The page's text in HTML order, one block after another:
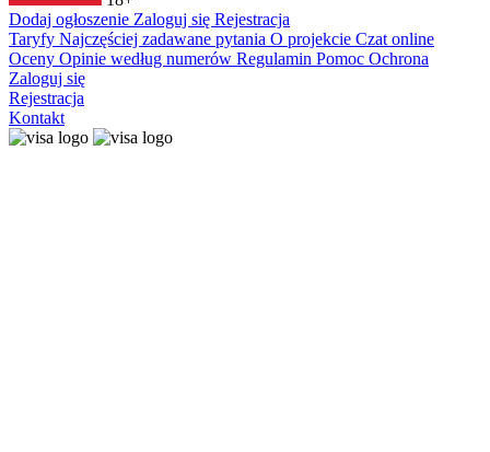
Dodaj ogłoszenie Zaloguj się Rejestracja
Taryfy Najczęściej zadawane pytania O projekcie Czat online
Oceny Opinie według numerów Regulamin Pomoc Ochrona
Zaloguj się
Rejestracja
Kontakt